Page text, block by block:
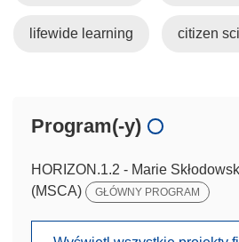
lifewide learning citizen
Program(-y)
HORIZON.1.2 - Marie
(MSCA)
GŁÓWNY PROGRAM